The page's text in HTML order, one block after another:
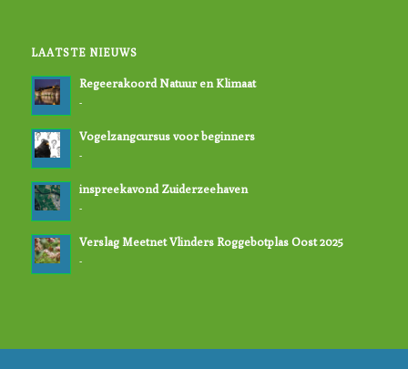
LAATSTE NIEUWS
Regeerakoord Natuur en Klimaat
-
Vogelzangcursus voor beginners
-
inspreekavond Zuiderzeehaven
-
Verslag Meetnet Vlinders Roggebotplas Oost 2025
-